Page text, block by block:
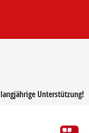
Unterstützung!